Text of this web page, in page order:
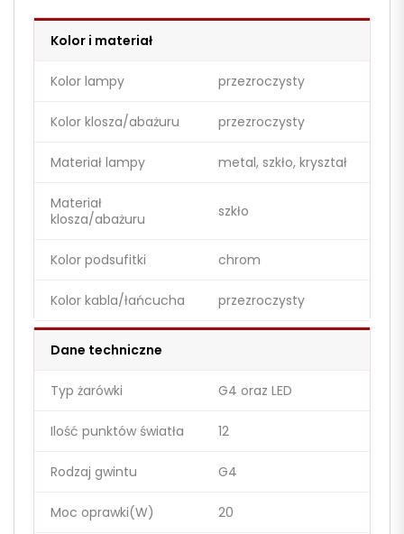
Kolor i materiał
Kolor lampy przezroczysty
Kolor klosza/abażuru przezroczysty
Materiał lampy metal, szkło, kryształ
Materiał
klosza/abażuru
szkło
Kolor podsufitki chrom
Kolor kabla/łańcucha przezroczysty
Dane techniczne
Typ żarówki G4 oraz LED
Ilość punktów światła 12
Rodzaj gwintu G4
Moc oprawki(W) 20